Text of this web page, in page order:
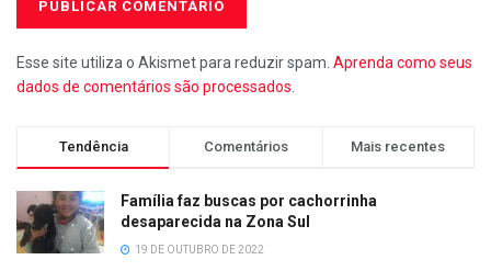
Esse site utiliza o Akismet para reduzir spam. Aprenda como seus
dados de comentários são processados
Tendência Comentários Mais recentes
Família faz buscas por cachorrinha
desaparecida na Zona Sul
19 DE OUTUBRO DE 2022